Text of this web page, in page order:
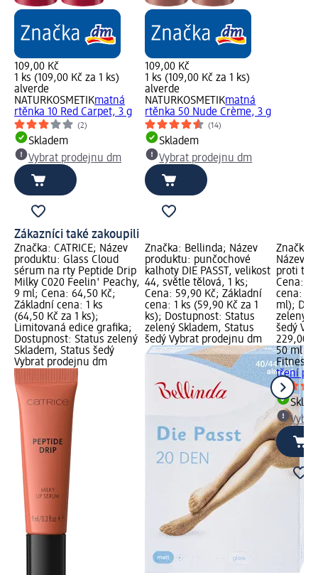
109,00 Kč
1 ks (109,00 Kč za 1 ks)
alverde
NATURKOSMETIKmatná
rtěnka 10 Red Carpet, 3 g
(2)
Skladem
Vybrat prodejnu dm
109,00 Kč
1 ks (109,00 Kč za 1 ks)
alverde
NATURKOSMETIKmatná
rtěnka 50 Nude Crème, 3 g
(14)
Skladem
Vybrat prodejnu dm
Zákazníci také zakoupili
Značka: CATRICE; Název
produktu: Glass Cloud
sérum na rty Peptide Drip
Milky C020 Feelin' Peachy,
9 ml; Cena: 64,50 Kč;
Základní cena: 1 ks
(64,50 Kč za 1 ks);
Limitovaná edice grafika;
Dostupnost: Status zelený
Skladem, Status šedý
Vybrat prodejnu dm
Značka: Bellinda; Název
produktu: punčochové
kalhoty DIE PASST, velikost
44, světle tělová, 1 ks;
Cena: 59,90 Kč; Základní
cena: 1 ks (59,90 Kč za 1
ks); Dostupnost: Status
zelený Skladem, Status
šedý Vybrat prodejnu dm
Značka:
Název
proti
Cena:
cena:
ml);
zelený
šedý
229,00
50 ml
tření